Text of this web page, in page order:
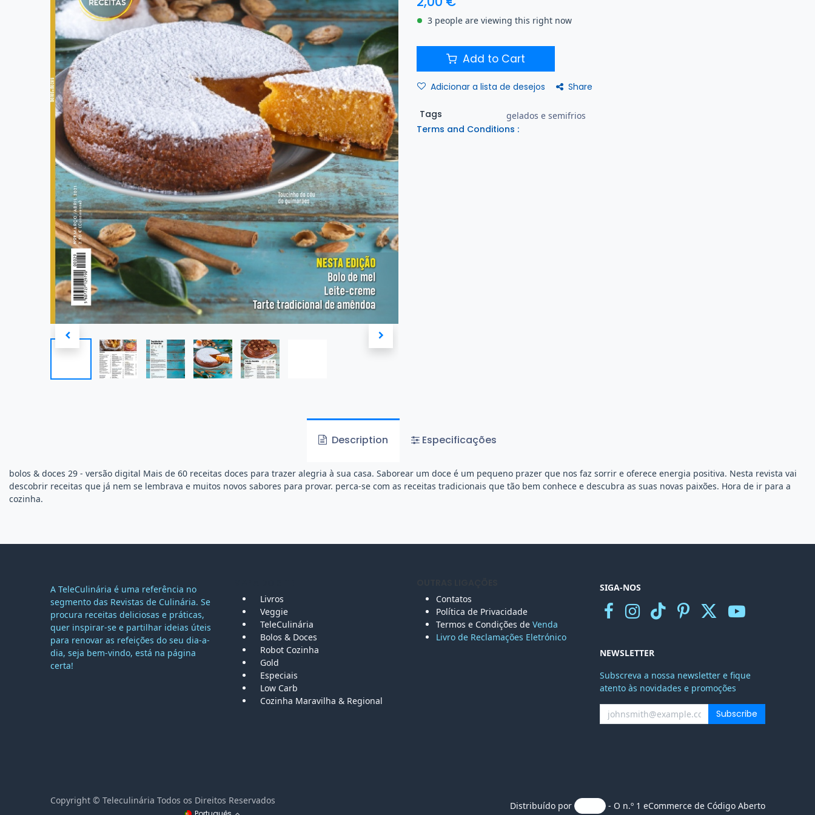
3 people are viewing this right now
Add to Cart
Adicionar a lista de desejos Share
Tags gelados e semifrios
Terms and Conditions :
Description Especificações
bolos & doces 29 - versão digital Mais de 60 receitas doces para trazer alegria à sua casa. Saborear um doce é um pequeno prazer que nos faz sorrir e oferece energia positiva. Nesta revista vai
descobrir receitas que já nem se lembrava e muitos novos sabores para provar. perca-se com as receitas tradicionais que tão bem conhece e descubra as suas novas paixões. Hora de ir para a
cozinha.
A TeleCulinária é uma referência no
segmento das Revistas de Culinária. Se
procura receitas deliciosas e práticas,
quer inspirar-se e partilhar ideias úteis
para renovar as refeições do seu dia-a-
dia, seja bem-vindo, está na página
certa!
Livros
Veggie
TeleCulinária
Bolos & Doces
Robot Cozinha
Gold
Especiais
Low Carb
Cozinha Maravilha & Regional
Contatos
Política de Privacidade
Termos e Condições de Venda
Livro de Reclamações Eletrónico
SIGA-NOS
NEWSLETTER
Subscreva a nossa newsletter e fique
atento às novidades e promoções
Subscribe
Copyright © Teleculinária Todos os Direitos Reservados Distribuído por - O n.º 1 eCommerce de Código Aberto